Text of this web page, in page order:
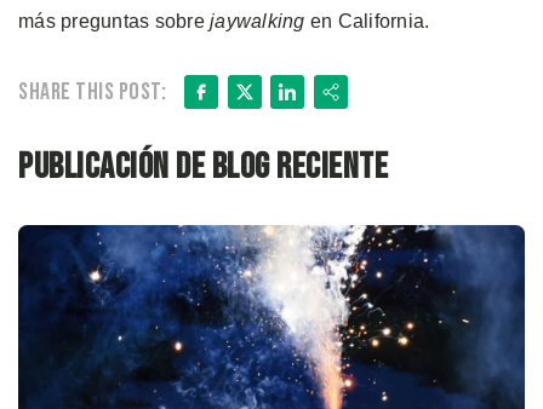
más preguntas sobre jaywalking en California.
Share this post: Facebook
X LinkedIn
Share
Publicación de blog reciente